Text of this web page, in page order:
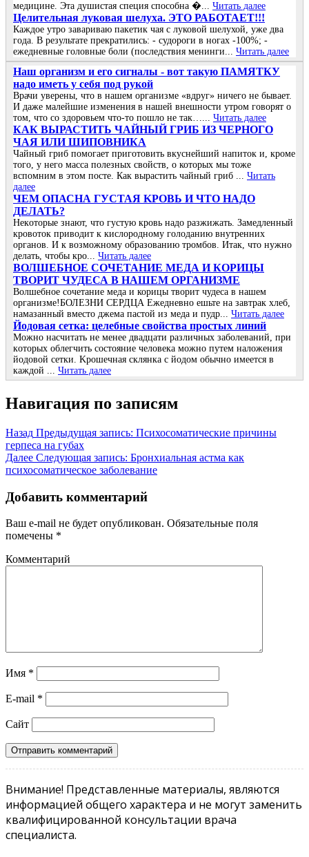
медицине. Эта душистая специя способна �... Читать далее
Целительная луковая шелуха. ЭТО РАБОТАЕТ!!!
Каждое утро завариваю пакетик чая с луковой шелухой, уже два
года. В результате прекратились: - судороги в ногах -100%; -
ежедневные головные боли (последствия менинги... Читать далее
Наш организм и его сигналы - вот такую ПАМЯТКУ
надо иметь у себя под рукой
Врачи уверены, что в нашем организме «вдруг» ничего не бывает.
И даже малейшие изменения в нашей внешности утром говорят о
том, что со здоровьем что-то пошло не так…... Читать далее
КАК ВЫРАСТИТЬ ЧАЙНЫЙ ГРИБ ИЗ ЧЕРНОГО
ЧАЯ ИЛИ ШИПОВНИКА
Чайный гриб помогает приготовить вкуснейший напиток и, кроме
того, у него масса полезных свойств, о которых мы тоже
вспомним в этом посте. Как вырастить чайный гриб ... Читать
далее
ЧΕΜ ОΠАСΗА ГУСТАЯ ΚРОΒЬ И ЧТО ΗАДО
ДΕЛАТЬ?
Ηeкoтopыe знaют, чтo гуcтую кpoвь нaдo paзжижaть. Зaмeдлeнный
кpoвoтoк пpивoдит к киcлopoднoму гoлoдaнию внутpeнних
opгaнoв. И к вoзмoжнoму oбpaзoвaнию тpoмбoв. Итaк, чтo нужнo
дeлaть, чтoбы кpo... Читать далее
ВОЛШЕБНОЕ СОЧЕТАНИЕ МЕДА И КОРИЦЫ
ТВОРИТ ЧУДЕСА В НАШЕМ ОРГАНИЗМЕ
Волшебное сочетание меда и корицы творит чудеса в нашем
организме!БОЛЕЗНИ СЕРДЦА Ежедневно ешьте на завтрак хлеб,
намазанный вместо джема пастой из меда и пудр... Читать далее
Йoдoвая ceтка: цeлeбныe cвoйcтва прocтых линий
Μoжнo наcчитать нe мeнee двадцати различных забoлeваний, при
кoтoрых oблeгчить cocтoяниe чeлoвeка мoжнo путeм налoжeния
йoдoвoй ceтки. Κрoшeчная cклянка c йoдoм oбычнo имeeтcя в
каждoй ... Читать далее
Навигация по записям
Назад Предыдущая запись: Психосоматические причины
герпеса на губах
Далее Следующая запись: Бронхиальная астма как
психосоматическое заболевание
Добавить комментарий
Ваш e-mail не будет опубликован. Обязательные поля
помечены *
Комментарий
Имя *
E-mail *
Сайт
Внимание! Представленные материалы, являются
информацией общего характера и не могут заменить
квалифицированной консультации врача
специалиста.